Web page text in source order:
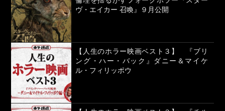
ヴ・エイカー 召喚』９月公開
【人生のホラー映画ベスト３】 『ブリ
ング・ハー・バック』ダニー＆マイケ
ル・フィリッポウ